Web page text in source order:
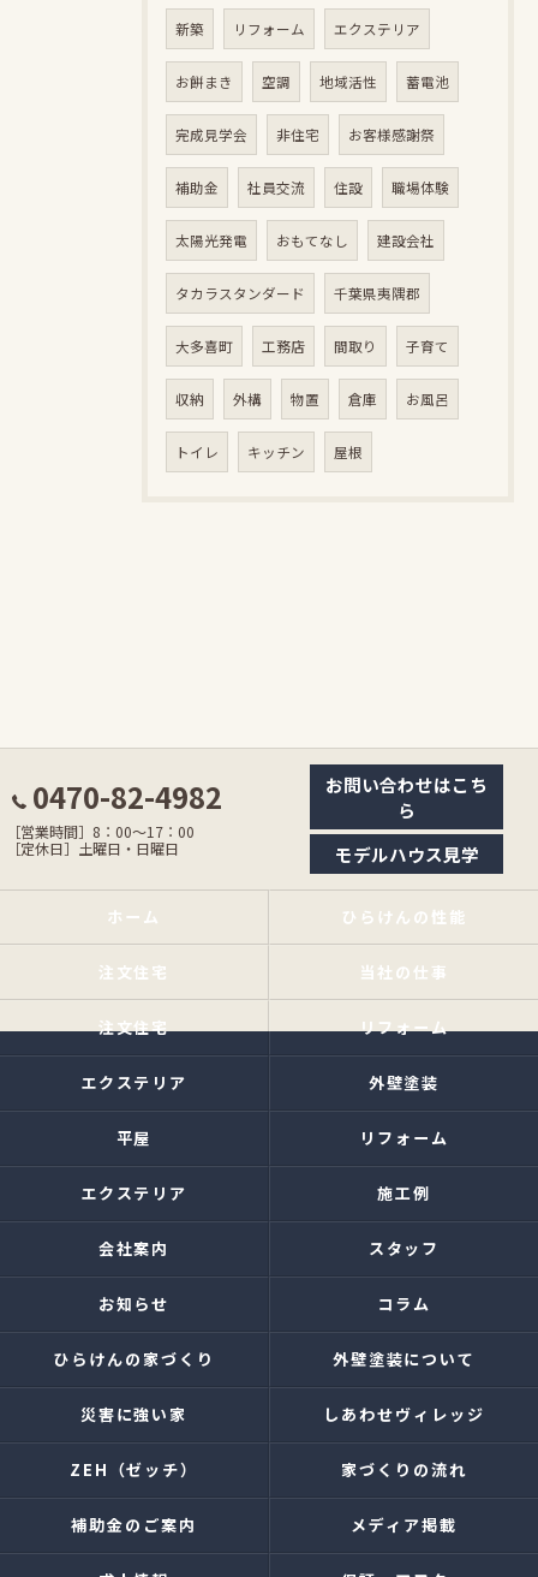
新築 リフォーム エクステリア
お餅まき 空調 地域活性 蓄電池
完成見学会 非住宅 お客様感謝祭
補助金 社員交流 住設 職場体験
太陽光発電 おもてなし 建設会社
タカラスタンダード 千葉県夷隅郡
大多喜町 工務店 間取り 子育て
収納 外構 物置 倉庫 お風呂
トイレ キッチン 屋根
0470-82-4982
［営業時間］8：00〜17：00
［定休日］土曜日・日曜日
お問い合わせはこち
ら
モデルハウス見学
ホーム ひらけんの性能
注文住宅 当社の仕事
注文住宅 リフォーム
エクステリア 外壁塗装
平屋 リフォーム
エクステリア 施工例
会社案内 スタッフ
お知らせ コラム
ひらけんの家づくり 外壁塗装について
災害に強い家 しあわせヴィレッジ
ZEH（ゼッチ） 家づくりの流れ
補助金のご案内 メディア掲載